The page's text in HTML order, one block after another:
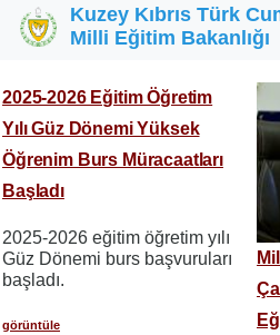
Ana içeriğe atla
Kuzey Kıbrıs Türk
Milli Eğitim Bakanlığı
2025-2026 Eğitim Öğretim
Yılı Güz Dönemi Yüksek
Öğrenim Burs Müracaatları
Başladı
2025-2026 eğitim öğretim yılı
Güz Dönemi burs başvuruları
başladı.
görüntüle